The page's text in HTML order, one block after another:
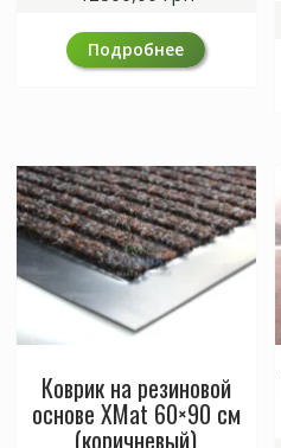
Подробнее
Коврик на резиновой
основе XMat 60×90 см
(коричневый)